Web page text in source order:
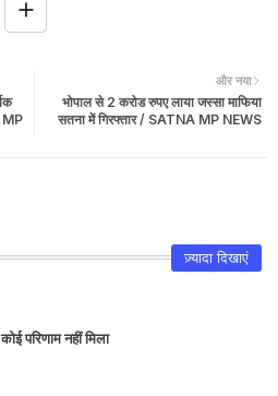
और नया
भोपाल से 2 करोड रुपए लाया जस्सा माफिया
सतना में गिरफ्तार / SATNA MP NEWS
MP
ज़्यादा दिखाएं
कोई परिणाम नहीं मिला